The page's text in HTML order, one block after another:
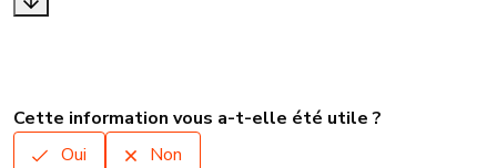
Cette information vous a-t-elle été utile ?
Oui
Non